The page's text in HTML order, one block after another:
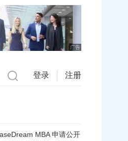
广告
登录 注册
MBA 申请公开